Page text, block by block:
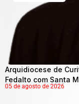
Arquidiocese de
Fedalto com Santa
05 de agosto de 2026